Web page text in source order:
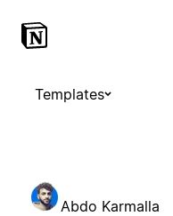
Templates
Abdo Karmalla